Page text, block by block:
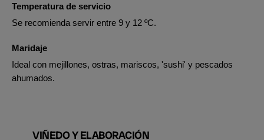
Temperatura de servicio
Se recomienda servir entre 9 y 12 ºC.
Maridaje
Ideal con mejillones, ostras, mariscos, 'sushi' y pescados
ahumados.
VIÑEDO Y ELABORACIÓN